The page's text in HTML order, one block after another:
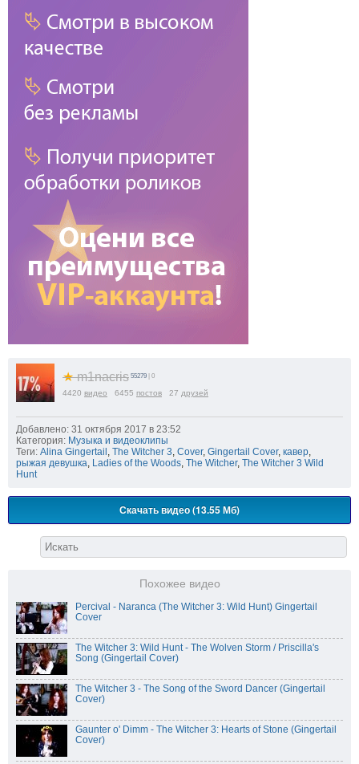
★m1nacris 55279 | 0
4420 видео 6455 постов 27 друзей
Добавлено: 31 октября 2017 в 23:52
Категория: Музыка и видеоклипы
Теги: Alina Gingertail , The Witcher 3, Cover, Gingertail Cover, кавер,
рыжая девушка, Ladies of the Woods, The Witcher, The Witcher 3 Wild
Hunt
Скачать видео (13.55 Мб)
Похожее видео
Percival - Naranca (The Witcher 3: Wild Hunt) Gingertail
Cover
The Witcher 3: Wild Hunt - The Wolven Storm / Priscilla's
Song (Gingertail Cover)
The Witcher 3 - The Song of the Sword Dancer (Gingertail
Cover)
Gaunter o' Dimm - The Witcher 3: Hearts of Stone (Gingertail
Cover)